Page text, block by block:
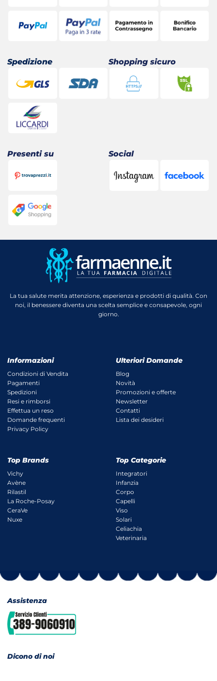
Spedizione Shopping sicuro
Presenti su Social
La tua salute merita attenzione, esperienza e prodotti di qualità. Con
noi, il benessere diventa una scelta semplice e consapevole, ogni
giorno.
Informazioni
Condizioni di Vendita
Pagamenti
Spedizioni
Resi e rimborsi
Effettua un reso
Domande frequenti
Privacy Policy
Ulteriori Domande
Blog
Novità
Promozioni e offerte
Newsletter
Contatti
Lista dei desideri
Top Brands
Vichy
Avène
Rilastil
La Roche-Posay
CeraVe
Nuxe
Top Categorie
Integratori
Infanzia
Corpo
Capelli
Viso
Solari
Celiachia
Veterinaria
Assistenza
Dicono di noi